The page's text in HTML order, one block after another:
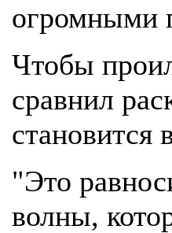
огромными
Чтобы
сравнил
"Это
волны,